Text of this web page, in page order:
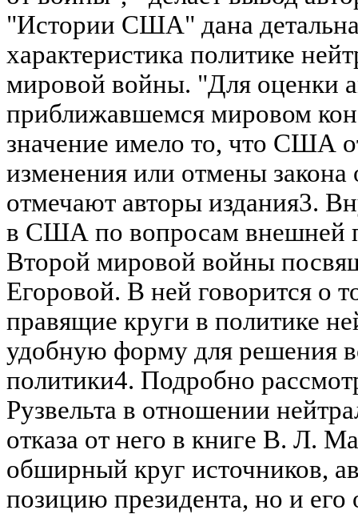
"Истории США" дана
характеристика политике
мировой войны. "Для оценки
приближавшемся мировом
значение имело то, что США
изменения или отмены закона
отмечают авторы издания3.
в США по вопросам внешней
Второй мировой войны
Егоровой. В ней говорится о
правящие круги в политике
удобную форму для решения
политики4. Подробно
Рузвельта в отношении
отказа от него в книге В. Л.
обширный круг источников,
позицию президента, но и его